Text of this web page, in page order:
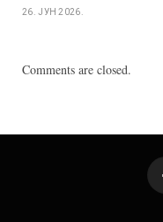
26. ЈУН 2026.
Comments are closed.